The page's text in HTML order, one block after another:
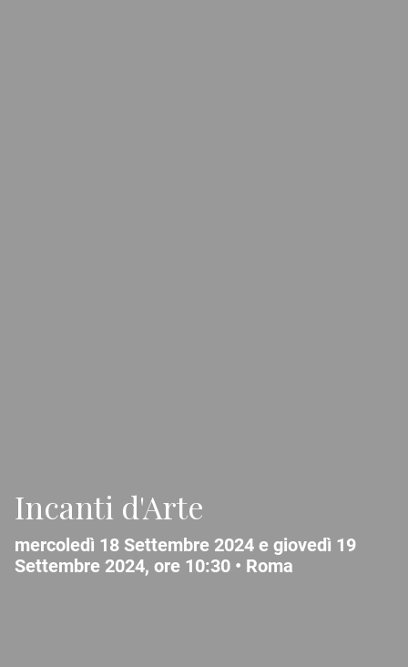
Incanti d'Arte
mercoledì 18 Settembre 2024 e giovedì 19
Settembre 2024, ore 10:30 • Roma